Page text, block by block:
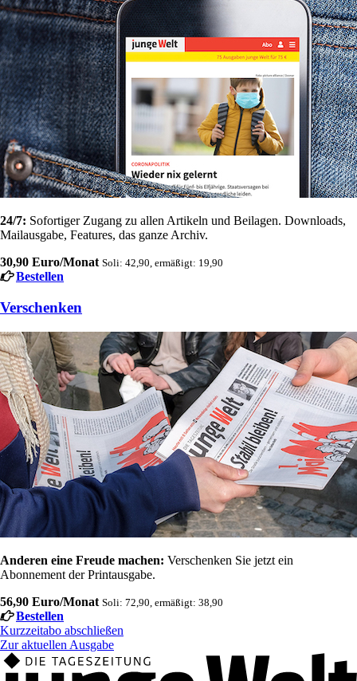
24/7: Sofortiger Zugang zu allen Artikeln und Beilagen. Downloads,
Mailausgabe, Features, das ganze Archiv.
30,90 Euro/Monat Soli: 42,90, ermäßigt: 19,90
Bestellen
Verschenken
Anderen eine Freude machen: Verschenken Sie jetzt ein
Abonnement der Printausgabe.
56,90 Euro/Monat Soli: 72,90, ermäßigt: 38,90
Bestellen
Kurzzeitabo abschließen
Zur aktuellen Ausgabe